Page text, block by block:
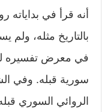
أنه قرأ في بداياته
بالتاريخ مثله، ولم
في معرض تفسيره
سورية قبله. وفي
الروائي السوري